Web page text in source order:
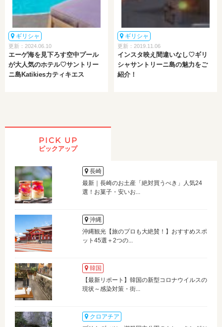
ギリシャ
更新：2024.06.10
エーゲ海を見下ろす空中プール
が大人気のホテル♡サントリー
ニ島Katikiesカティキエス
ギリシャ
更新：2019.11.06
インスタ映え間違いなし♡ギリ
シャサントリーニ島の魅力をご
紹介！
PICK UP
ピックアップ
長崎
最新｜長崎のお土産「絶対買うべき」人気24
選！お菓子・安いお...
沖縄
沖縄観光【旅のプロも大絶賛！】おすすめスポ
ット45選＋2つの...
韓国
【最新リポート】韓国の新型コロナウイルスの
現状～感染対策・街...
クロアチア